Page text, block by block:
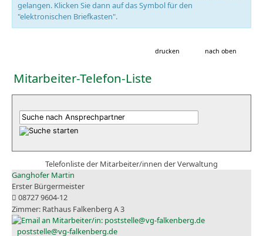
gelangen. Klicken Sie dann auf das Symbol für den
"elektronischen Briefkasten".
drucken nach oben
Mitarbeiter-Telefon-Liste
Telefonliste der Mitarbeiter/innen der Verwaltung
Ganghofer Martin
Erster Bürgermeister
08727 9604-12
Rathaus Falkenberg A 3
poststelle@vg-falkenberg.de